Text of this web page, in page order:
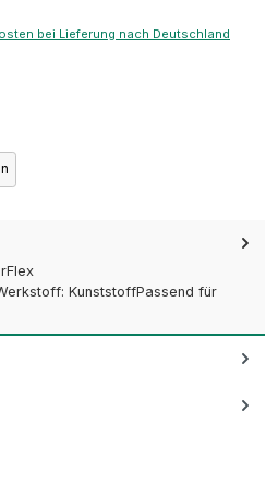
bei Lieferung nach Deutschland
KunststoffPassend für